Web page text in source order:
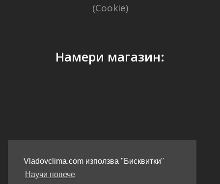
Vladovclima.com използва "Бисквитки"
Научи повече
(Cookie)
Намери магазин:
GPS Координати: 41.40338, 2.17403